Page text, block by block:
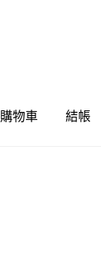
購物車 結帳